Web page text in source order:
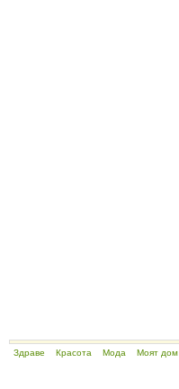
Здраве Красота Мода Моят дом